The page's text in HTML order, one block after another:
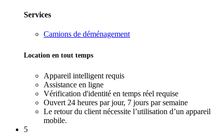
Services
Camions de déménagement
Location en tout temps
Appareil intelligent requis
Assistance en ligne
Vérification d'identité en temps réel requise
Ouvert 24 heures par jour, 7 jours par semaine
Le retour du client nécessite l’utilisation d’un appareil
mobile.
5